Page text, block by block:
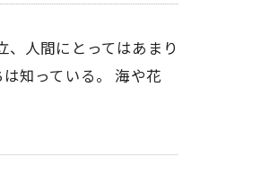
人間にとってはあまり
知っている。 海や花